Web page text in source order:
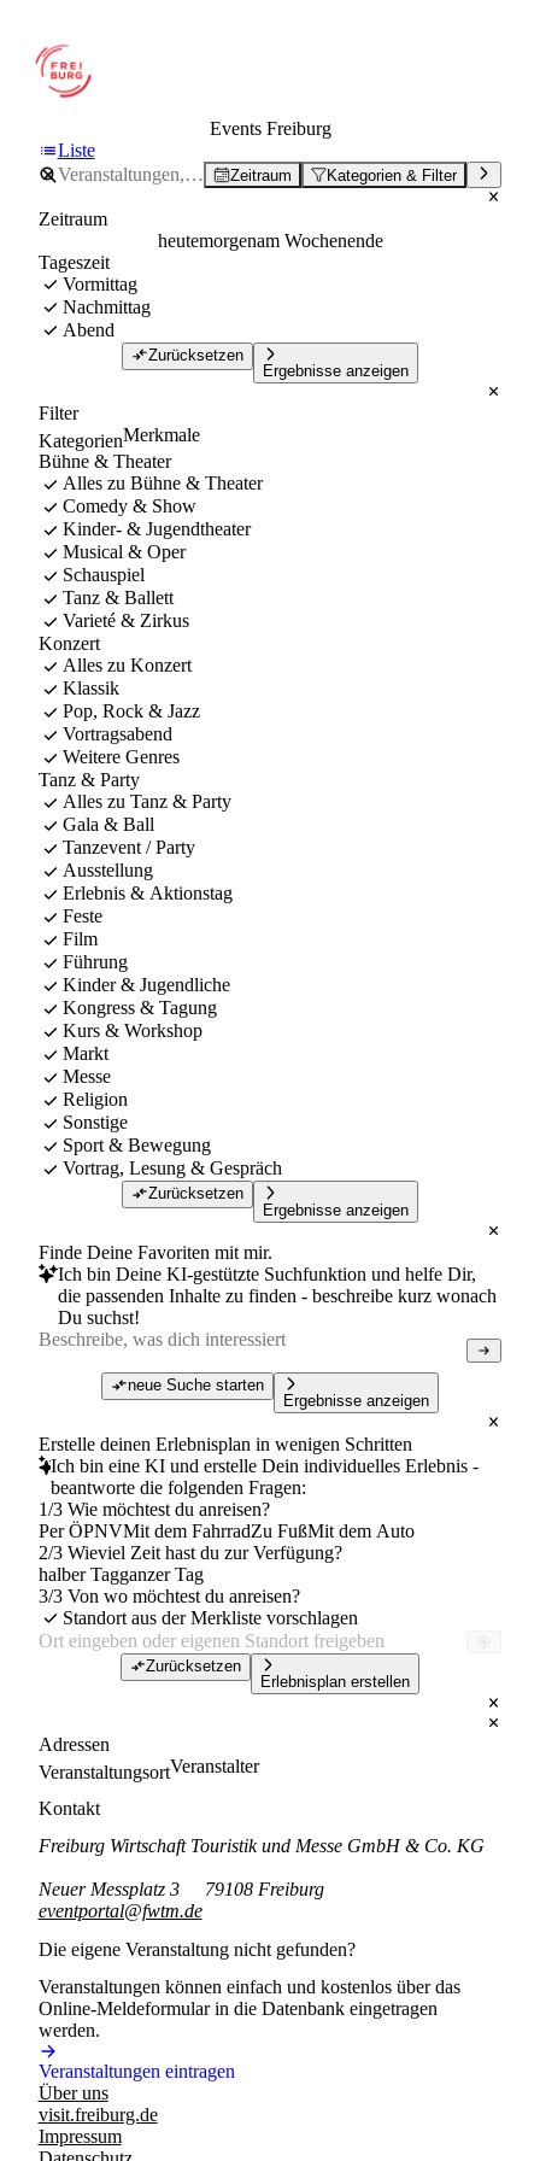
Events Freiburg
Liste
Zeitraum Kategorien & Filter
Zeitraum
heutemorgenam Wochenende
Tageszeit
Vormittag
Nachmittag
Abend
Zurücksetzen
Ergebnisse anzeigen
Filter
KategorienMerkmale
Bühne & Theater
Alles zu Bühne & Theater
Comedy & Show
Kinder- & Jugendtheater
Musical & Oper
Schauspiel
Tanz & Ballett
Varieté & Zirkus
Konzert
Alles zu Konzert
Klassik
Pop, Rock & Jazz
Vortragsabend
Weitere Genres
Tanz & Party
Alles zu Tanz & Party
Gala & Ball
Tanzevent / Party
Ausstellung
Erlebnis & Aktionstag
Feste
Film
Führung
Kinder & Jugendliche
Kongress & Tagung
Kurs & Workshop
Markt
Messe
Religion
Sonstige
Sport & Bewegung
Vortrag, Lesung & Gespräch
Zurücksetzen
Ergebnisse anzeigen
Finde Deine Favoriten mit mir.
Ich bin Deine KI-gestützte Suchfunktion und helfe Dir,
die passenden Inhalte zu finden - beschreibe kurz wonach
Du suchst!
neue Suche starten
Ergebnisse anzeigen
Erstelle deinen Erlebnisplan in wenigen Schritten
Ich bin eine KI und erstelle Dein individuelles Erlebnis -
beantworte die folgenden Fragen:
1/3 Wie möchtest du anreisen?
Per ÖPNVMit dem FahrradZu FußMit dem Auto
2/3 Wieviel Zeit hast du zur Verfügung?
halber Tagganzer Tag
3/3 Von wo möchtest du anreisen?
Standort aus der Merkliste vorschlagen
Zurücksetzen
Erlebnisplan erstellen
Adressen
VeranstaltungsortVeranstalter
Kontakt
Freiburg Wirtschaft Touristik und Messe GmbH & Co. KG
Neuer Messplatz 3
79108 Freiburg
eventportal@fwtm.de
Die eigene Veranstaltung nicht gefunden?
Veranstaltungen können einfach und kostenlos über das
Online-Meldeformular in die Datenbank eingetragen
werden.
Veranstaltungen eintragen
Über uns
visit.freiburg.de
Impressum